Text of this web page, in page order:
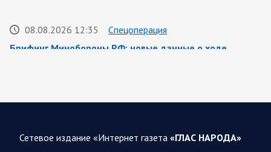
08.08.2026 12:35
Спецоперация
Брифинг Минобороны РФ: новые данные о ходе
представители группировок «Север», «Запад», «Центр»,
Сетевое издание «Интернет газета «ГЛАС НАРОДА»